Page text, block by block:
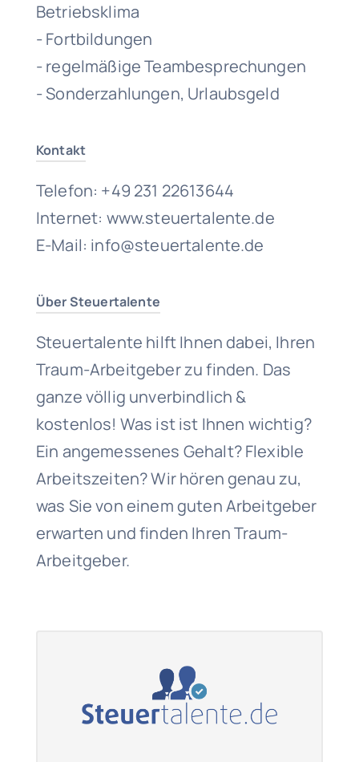
Betriebsklima
- Fortbildungen
- regelmäßige Teambesprechungen
- Sonderzahlungen, Urlaubsgeld
Kontakt
Telefon: +49 231 22613644
Internet: www.steuertalente.de
E-Mail: info@steuertalente.de
Über Steuertalente
Steuertalente hilft Ihnen dabei, Ihren
Traum-Arbeitgeber zu finden. Das
ganze völlig unverbindlich &
kostenlos! Was ist ist Ihnen wichtig?
Ein angemessenes Gehalt? Flexible
Arbeitszeiten? Wir hören genau zu,
was Sie von einem guten Arbeitgeber
erwarten und finden Ihren Traum-
Arbeitgeber.